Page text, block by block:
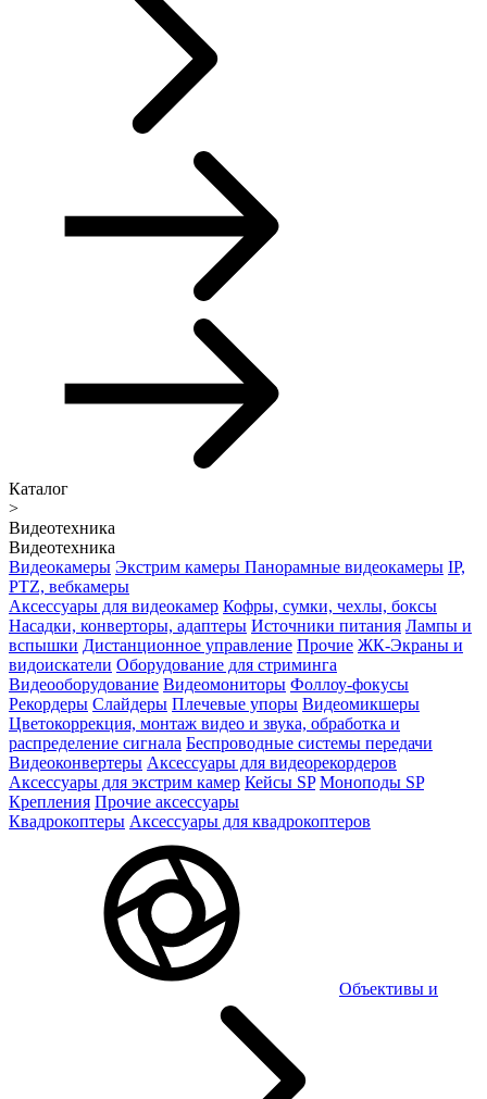
Каталог
>
Видеотехника
Видеотехника
Видеокамеры Экстрим камеры Панорамные видеокамеры IP,
PTZ, вебкамеры
Аксессуары для видеокамер Кофры, сумки, чехлы, боксы
Насадки, конверторы, адаптеры Источники питания Лампы и
вспышки Дистанционное управление Прочие ЖК-Экраны и
видоискатели Оборудование для стриминга
Видеооборудование Видеомониторы Фоллоу-фокусы
Рекордеры Слайдеры Плечевые упоры Видеомикшеры
Цветокоррекция, монтаж видео и звука, обработка и
распределение сигнала Беспроводные системы передачи
Видеоконвертеры Аксессуары для видеорекордеров
Аксессуары для экстрим камер Кейсы SP Моноподы SP
Крепления Прочие аксессуары
Квадрокоптеры Аксессуары для квадрокоптеров
Объективы и